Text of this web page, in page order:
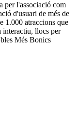
per l'associació com
d'usuari de més de
1.000 atraccions que
llocs per
Més Bonics